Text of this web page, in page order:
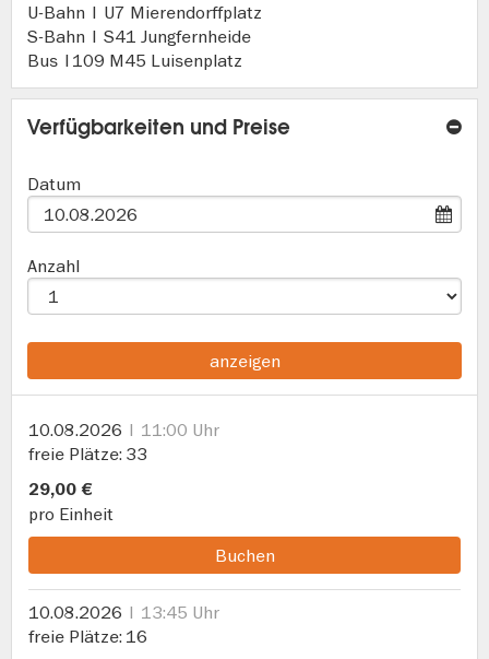
U-Bahn | U7 Mierendorffplatz
S-Bahn | S41 Jungfernheide
Bus |109 M45 Luisenplatz
Verfügbarkeiten und Preise
Datum
Anzahl
anzeigen
10.08.2026
11:00 Uhr
freie Plätze 33
29,00 €
pro Einheit
Buchen
10.08.2026
13:45 Uhr
freie Plätze 16